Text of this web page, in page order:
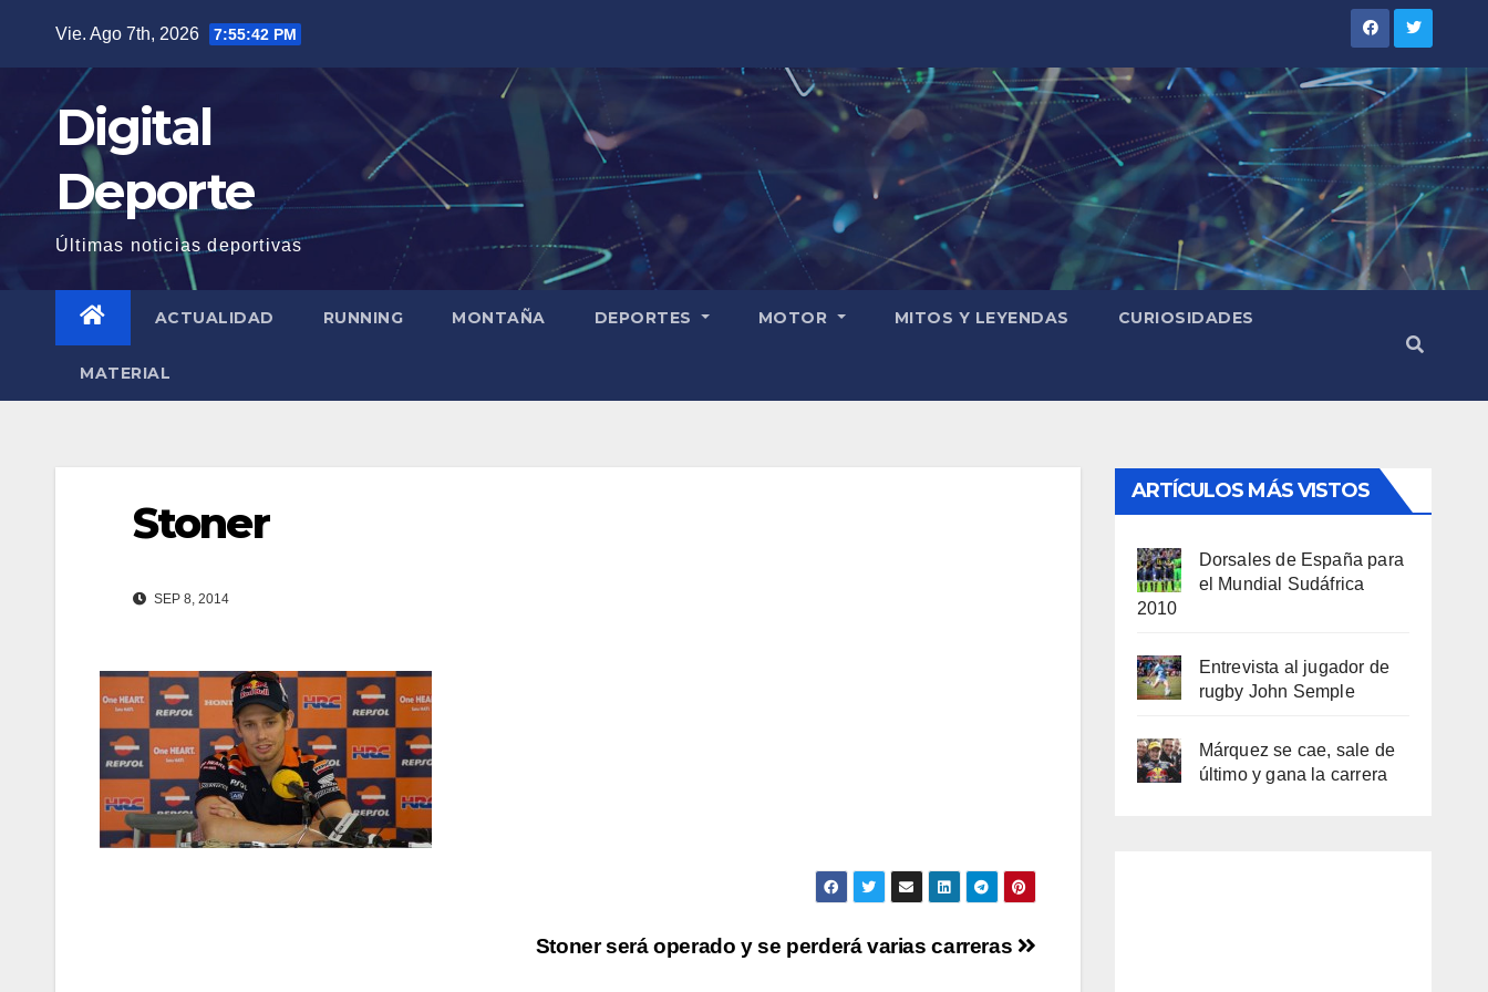
contenido
Vie. Ago 7th, 2026 7:55:43 PM
Digital
Deporte
Últimas noticias deportivas
ACTUALIDAD RUNNING MONTAÑA DEPORTES MOTOR MITOS Y LEYENDAS CURIOSIDADES
MATERIAL
Stoner
SEP 8, 2014
Stoner será operado y se perderá varias carreras
ARTÍCULOS MÁS VISTOS
Dorsales de España para
el Mundial Sudáfrica
2010
Entrevista al jugador de
rugby John Semple
Márquez se cae, sale de
último y gana la carrera